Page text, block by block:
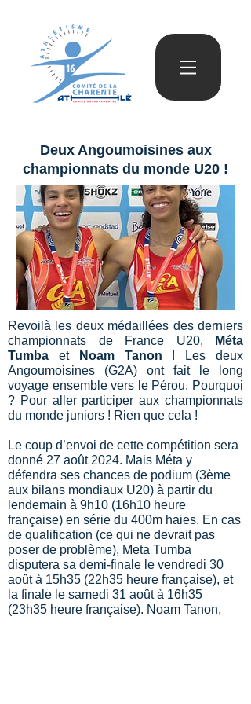
Deux Angoumoisines aux
championnats du monde U20 !
Revoilà les deux médaillées des derniers
championnats de France U20, Méta
Tumba et Noam Tanon ! Les deux
Angoumoisines (G2A) ont fait le long
voyage ensemble vers le Pérou. Pourquoi
? Pour aller participer aux championnats
du monde juniors ! Rien que cela !
Le coup d’envoi de cette compétition sera
donné 27 août 2024. Mais Méta y
défendra ses chances de podium (3ème
aux bilans mondiaux U20) à partir du
lendemain à 9h10 (16h10 heure
française) en série du 400m haies. En cas
de qualification (ce qui ne devrait pas
poser de problème), Meta Tumba
disputera sa demi-finale le vendredi 30
août à 15h35 (22h35 heure française), et
la finale le samedi 31 août à 16h35
(23h35 heure française). Noam Tanon,